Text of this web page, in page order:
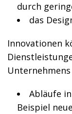
durch
das
Innovationen
Abläufe
Beispiel